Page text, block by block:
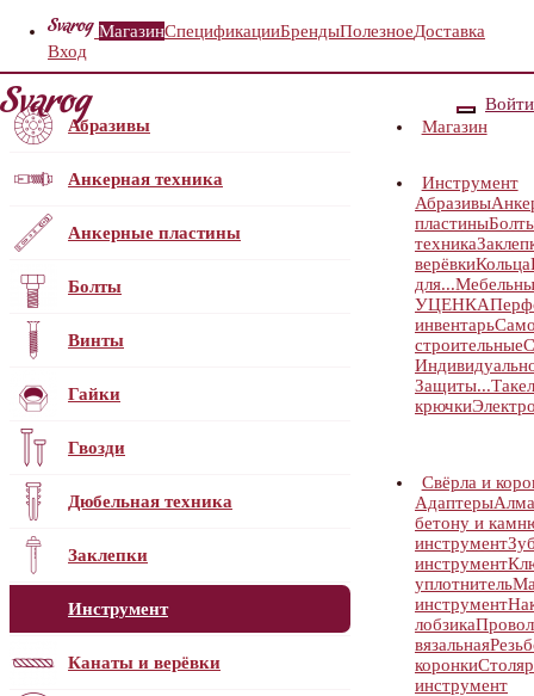
МагазинСпецификацииБрендыПолезноеДоставка
Вход
Войти
Абразивы
Анкерная техника
Анкерные пластины
Болты
Винты
Гайки
Гвозди
Дюбельная техника
Заклепки
Инструмент
Канаты и верёвки
Магазин
Инструмент
Абразивы
пластины
техника
верёвкиКольца
для...
УЦЕНКА
инвентарь
строительные
Защиты...
крючки
Свёрла и
Адаптеры
бетону и
инструмент
инструмент
уплотнитель
инструмент
лобзика
вязальная
коронки
инструмент